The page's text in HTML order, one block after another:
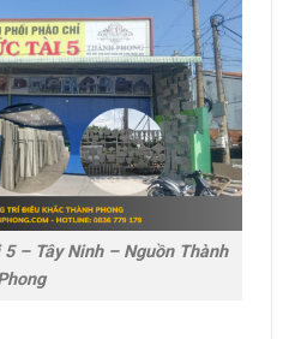
– Tây Ninh – Nguồn Thành